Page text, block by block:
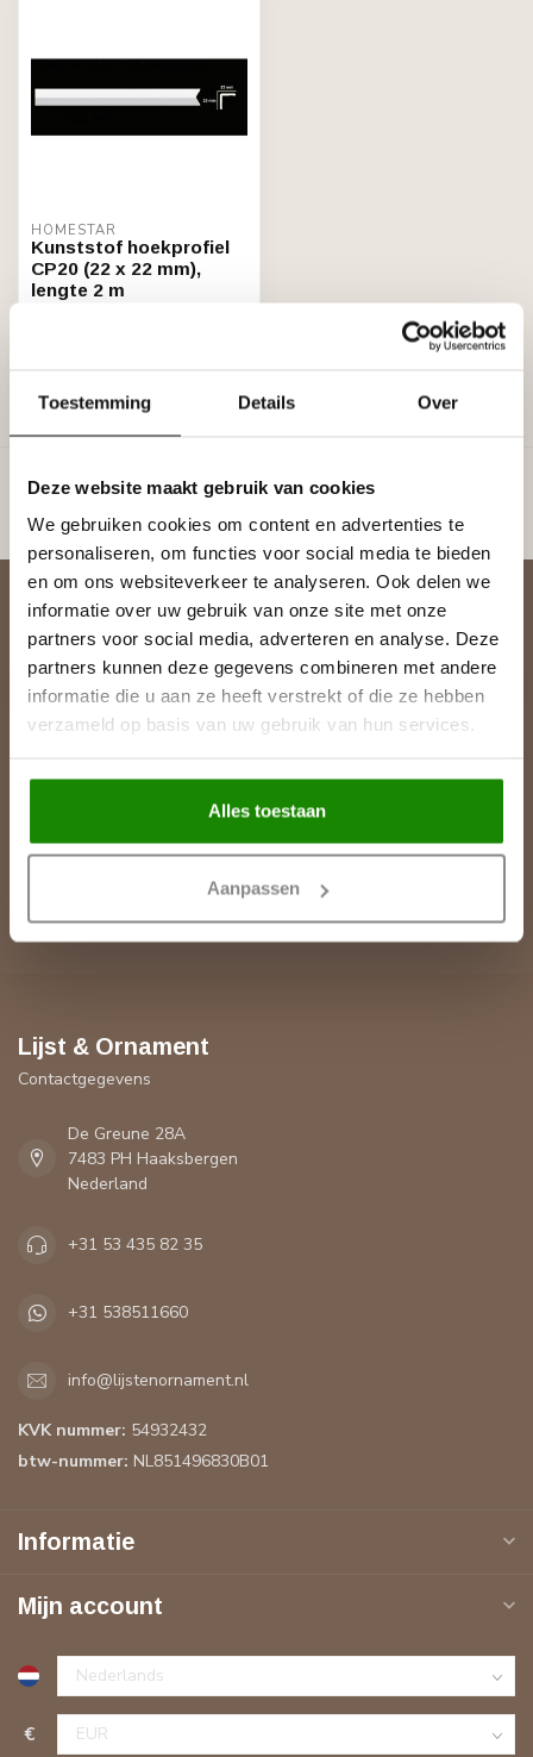
Toestemming Details Over
Deze website maakt gebruik van cookies
We gebruiken cookies om content en advertenties te
personaliseren, om functies voor social media te bieden
en om ons websiteverkeer te analyseren. Ook delen we
informatie over uw gebruik van onze site met onze
partners voor social media, adverteren en analyse. Deze
partners kunnen deze gegevens combineren met andere
informatie die u aan ze heeft verstrekt of die ze hebben
verzameld op basis van uw gebruik van hun services.
Alles toestaan
Aanpassen
HOMESTAR
Kunststof hoekprofiel
CP20 (22 x 22 mm),
lengte 2 m
Heeft u een vraag over een product of uw bestelling? Op onze
klantenservicepagina vindt u onze contactgegevens, antwoorden
ons op te nemen.
Abonneer je op onze nieuwsbrief
Blijf op de hoogte over onze laatste acties
Lijst & Ornament
Contactgegevens
De Greune 28A
7483 PH Haaksbergen
Nederland
+31 53 435 82 35
+31 538511660
info@lijstenornament.nl
KVK nummer: 54932432
btw-nummer: NL851496830B01
Informatie
Mijn account
€